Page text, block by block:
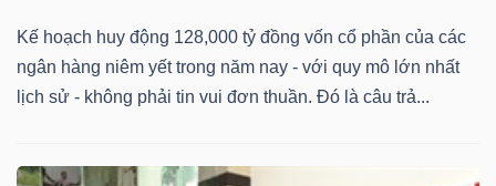
Kế hoạch huy động 128,000 tỷ đồng vốn cổ phần của các
ngân hàng niêm yết trong năm nay - với quy mô lớn nhất
lịch sử - không phải tin vui đơn thuần. Đó là câu trả...